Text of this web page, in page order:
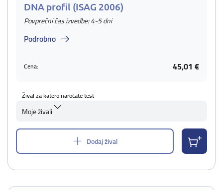
DNA profil (ISAG 2006)
Povprečni čas izvedbe: 4-5 dni
Podrobno
Cena: 45,01 €
Žival za katero naročate test
Moje živali
Dodaj žival